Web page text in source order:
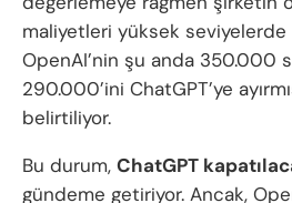
maliyetleri yüksek seviyelerde
OpenAI’nin şu anda 350.000
290.000’ini ChatGPT’ye
belirtiliyor.
Bu durum, ChatGPT
gündeme getiriyor. Ancak,